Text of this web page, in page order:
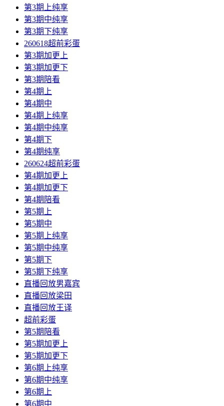
第3期上纯享
第3期中纯享
第3期下纯享
260618超前彩蛋
第3期加更上
第3期加更下
第3期陪看
第4期上
第4期中
第4期上纯享
第4期中纯享
第4期下
第4期纯享
260624超前彩蛋
第4期加更上
第4期加更下
第4期陪看
第5期上
第5期中
第5期上纯享
第5期中纯享
第5期下
第5期下纯享
直播回放男嘉宾
直播回放梁田
直播回放王译
超前彩蛋
第5期陪看
第5期加更上
第5期加更下
第6期上纯享
第6期中纯享
第6期上
第6期中